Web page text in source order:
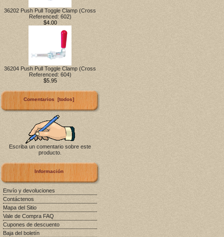
36202 Push Pull Toggle Clamp (Cross
Referenced: 602)
$4.00
36204 Push Pull Toggle Clamp (Cross
Referenced: 604)
$5.95
Comentarios [todos]
Escriba un comentario sobre este
producto.
Información
Envío y devoluciones
Contáctenos
Mapa del Sitio
Vale de Compra FAQ
Cupones de descuento
Baja del boletín